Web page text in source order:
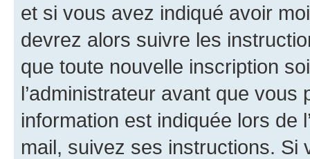
et si vous avez indiqué avoir
devrez alors suivre les
que toute nouvelle inscription
l’administrateur avant que
information est indiquée lors de
mail, suivez ses instructions. Si